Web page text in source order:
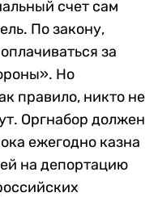
счет сам
По закону,
за
Но
правило, никто не
Оргнабор должен
ежегодно казна
на депортацию